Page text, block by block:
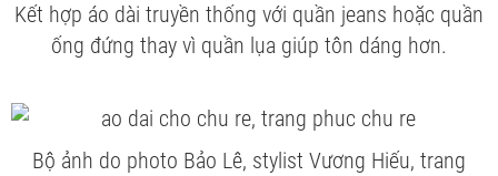
Kết hợp áo dài truyền thống với quần jeans hoặc quần
ống đứng thay vì quần lụa giúp tôn dáng hơn.
Bộ ảnh do photo Bảo Lê, stylist Vương Hiếu, trang